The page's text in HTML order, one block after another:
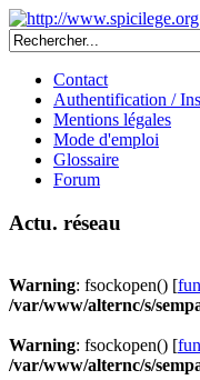
Contact
Authentification /
Mentions légales
Mode d'emploi
Glossaire
Forum
Actu. réseau
Warning: fsockopen() [
/var/www/alternc/s/
Warning: fsockopen() [
/var/www/alternc/s/